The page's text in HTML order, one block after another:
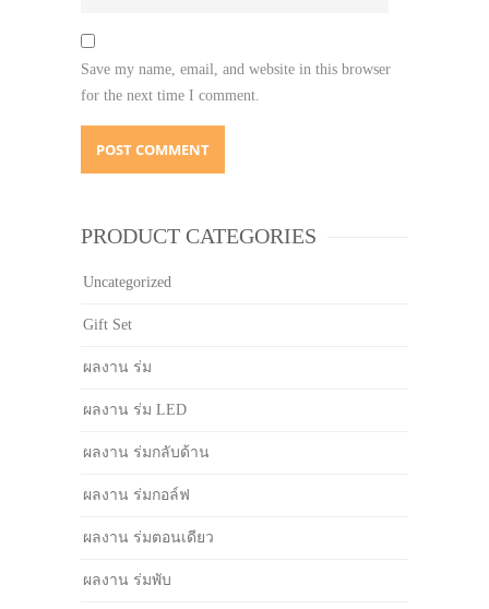
Save my name, email, and website in this browser
for the next time I comment.
PRODUCT CATEGORIES
Uncategorized
Gift Set
ผลงาน ร่ม
ผลงาน ร่ม LED
ผลงาน ร่มกลับด้าน
ผลงาน ร่มกอล์ฟ
ผลงาน ร่มตอนเดียว
ผลงาน ร่มพับ